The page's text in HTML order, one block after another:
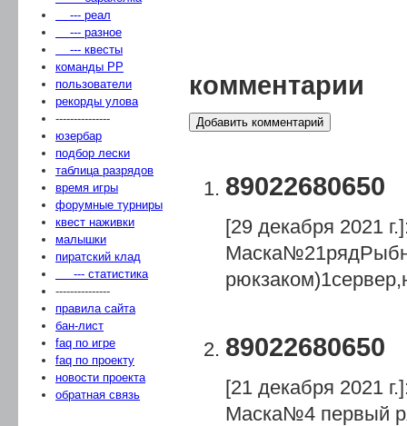
комментарии
Добавить комментарий
89022680650
[29 декабря 2021 г.]
89022680650
[21 декабря 2021 г.]
Маска№4 первый
--- реал
--- разное
--- квесты
команды РР
пользователи
рекорды улова
---------------
юзербар
подбор лески
таблица разрядов
время игры
форумные турниры
квест наживки
малышки
пиратский клад
--- статистика
---------------
правила сайта
бан-лист
faq по игре
faq по проекту
новости проекта
обратная связь